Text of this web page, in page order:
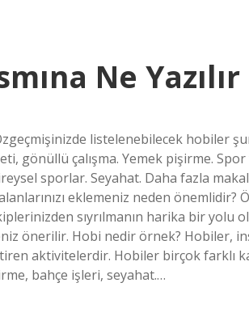
Ne Yazılır
listelenebilecek hobiler
gönüllü çalışma. Yemek pişirme. Spor
sporlar. Seyahat. Daha fazla
eklemeniz neden
sıyrılmanın harika bir yolu
önerilir. Hobi nedir örnek? Hobiler,
aktivitelerdir. Hobiler birçok farklı
bahçe işleri, seyahat.…